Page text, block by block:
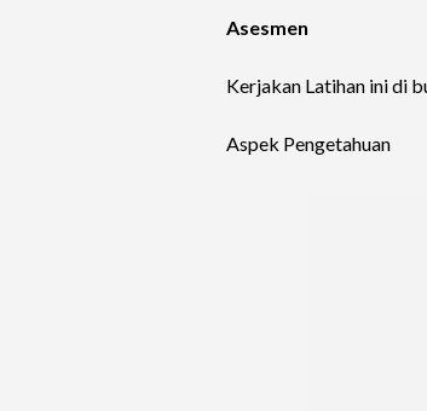
Asesmen
Kerjakan Latihan ini di
Aspek Pengetahuan